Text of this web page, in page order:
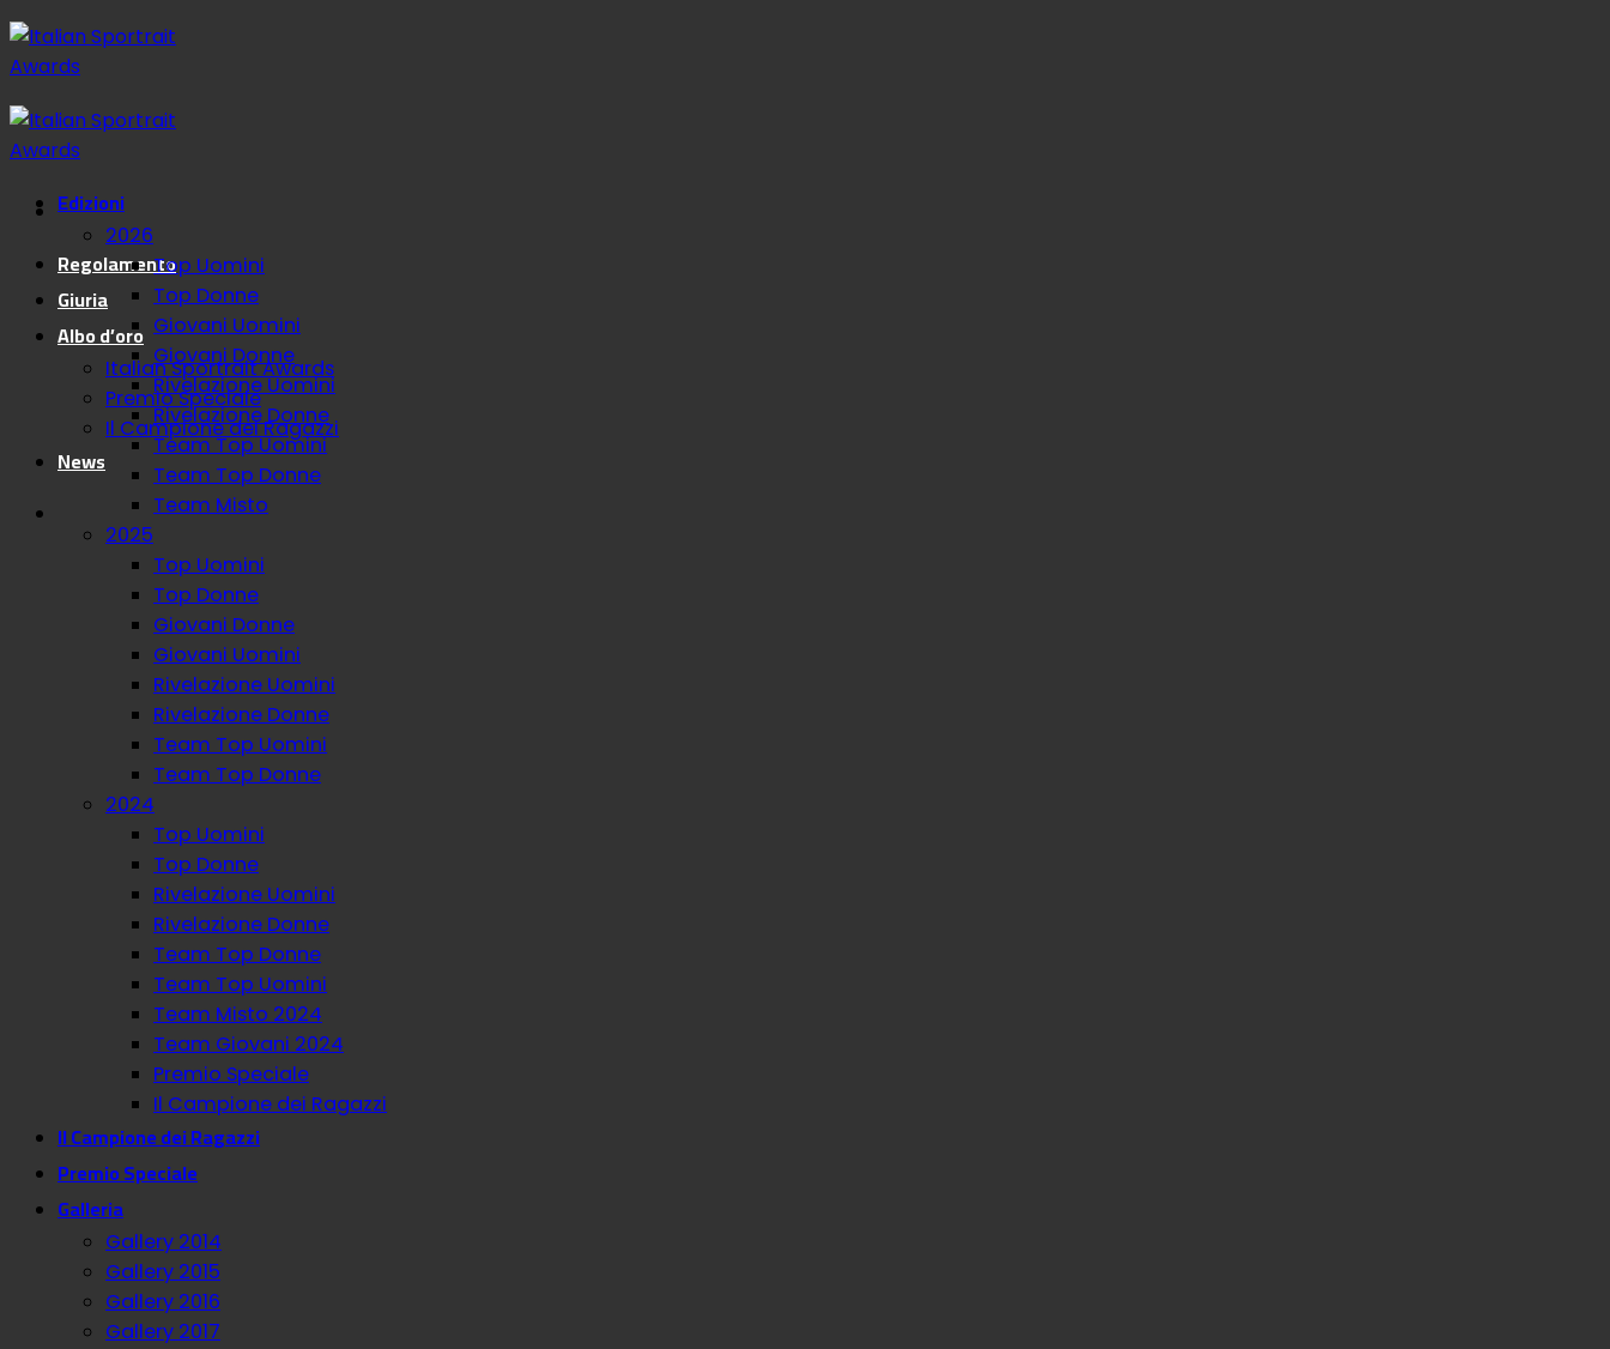
Salta
ai
contenuti
Regolamento
Giuria
Albo d’oro
Italian Sportrait Awards
Premio Speciale
Il Campione dei Ragazzi
News
Edizioni
2026
Top Uomini
Top Donne
Giovani Uomini
Giovani Donne
Rivelazione Uomini
Rivelazione Donne
Team Top Uomini
Team Top Donne
Team Misto
2025
Top Uomini
Top Donne
Giovani Donne
Giovani Uomini
Rivelazione Uomini
Rivelazione Donne
Team Top Uomini
Team Top Donne
2024
Top Uomini
Top Donne
Rivelazione Uomini
Rivelazione Donne
Team Top Donne
Team Top Uomini
Team Misto 2024
Team Giovani 2024
Premio Speciale
Il Campione dei Ragazzi
Il Campione dei Ragazzi
Premio Speciale
Galleria
Gallery 2014
Gallery 2015
Gallery 2016
Gallery 2017